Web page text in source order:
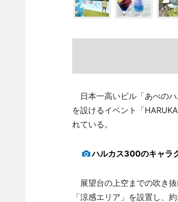
日本一高いビル「あべの
を設けるイベント「
れている。
ハルカス300のキャラ
展望台の上空までの吹き
「涼感エリア」を設置し、